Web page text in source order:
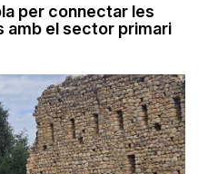
per connectar les
amb el sector primari